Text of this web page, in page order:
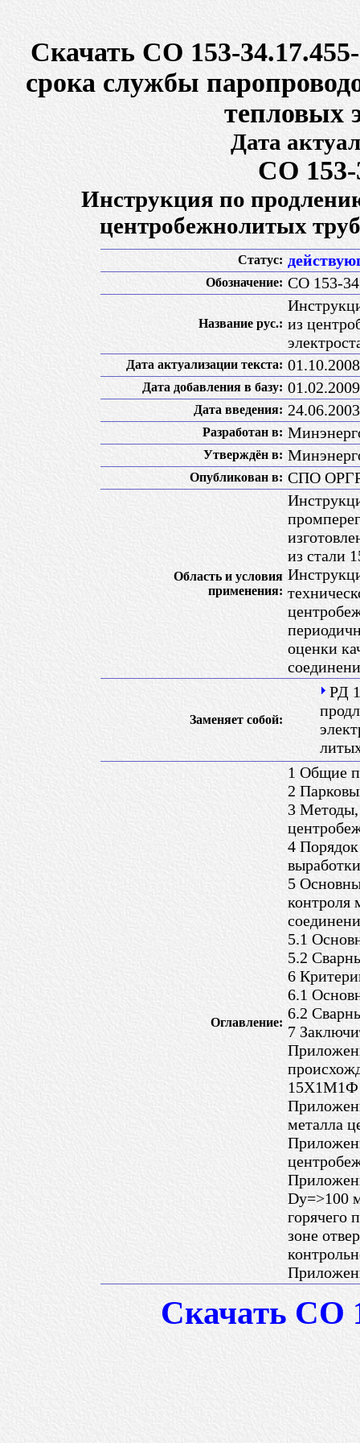
Скачать СО 153-
срока службы
тепловых
Дата
СО 153-
Инструкция по
центробежнолитых
Статус:
Обозначение: СО 153-
Название рус.: из
Дата актуализации текста: 01.10.2008
Дата добавления в базу: 01.02.2009
Дата введения: 24.06.2003
Разработан в:
Утверждён в:
Опубликован в: СПО
Область и условия
применения:
из стали
оценки
Заменяет собой:
РД
Оглавление:
1 Общие
2
3 Методы,
4
5
контроля
5.1
5.2
6
6.1
6.2
7
15Х1М1Ф
металла
Dу=>100
горячего
зоне
Скачать СО